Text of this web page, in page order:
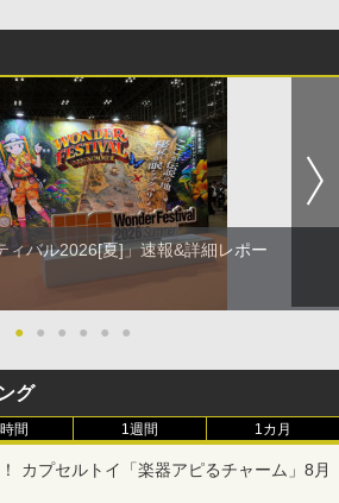
ィバル2026[夏]」速報&詳細レポー
● ● ● ● ● ●
グ
間 1週間 1カ月
カプセルトイ「楽器アピるチャーム」8月